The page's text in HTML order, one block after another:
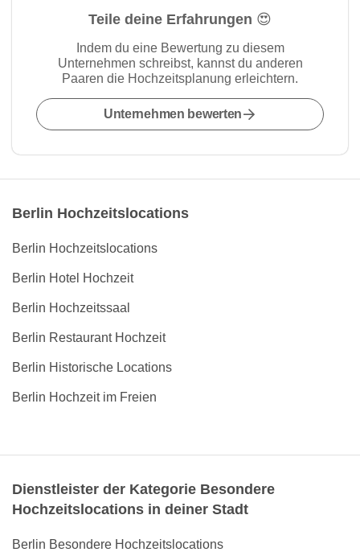
Teile deine Erfahrungen 😍
Indem du eine Bewertung zu diesem
Unternehmen schreibst, kannst du anderen
Paaren die Hochzeitsplanung erleichtern.
Unternehmen bewerten
Berlin Hochzeitslocations
Berlin Hochzeitslocations
Berlin Hotel Hochzeit
Berlin Hochzeitssaal
Berlin Restaurant Hochzeit
Berlin Historische Locations
Berlin Hochzeit im Freien
Dienstleister der Kategorie Besondere
Hochzeitslocations in deiner Stadt
Berlin Besondere Hochzeitslocations